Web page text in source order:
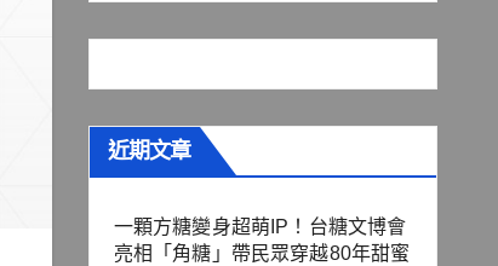
近期文章
一顆方糖變身超萌IP！台糖文博會
亮相「角糖」帶民眾穿越80年甜蜜